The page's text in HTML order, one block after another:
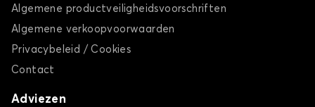
Algemene productveiligheidsvoorschriften
Algemene verkoopvoorwaarden
Privacybeleid / Cookies
Contact
Adviezen